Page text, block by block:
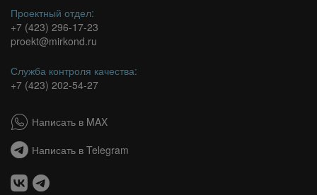
Проектный отдел:
+7 (423) 296-17-23
proekt@mirkond.ru
Служба контроля качества:
+7 (423) 202-54-27
Написать в MAX
Написать в Telegram